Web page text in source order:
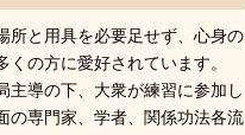
所と用具を必要足せず、心身の
の方に愛好されています。
主導の下、大衆が練習に参加し
の専門家、学者、関係功法各流